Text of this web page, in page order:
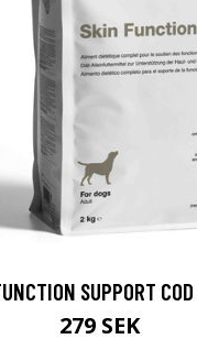
SUPPORT
279 SEK